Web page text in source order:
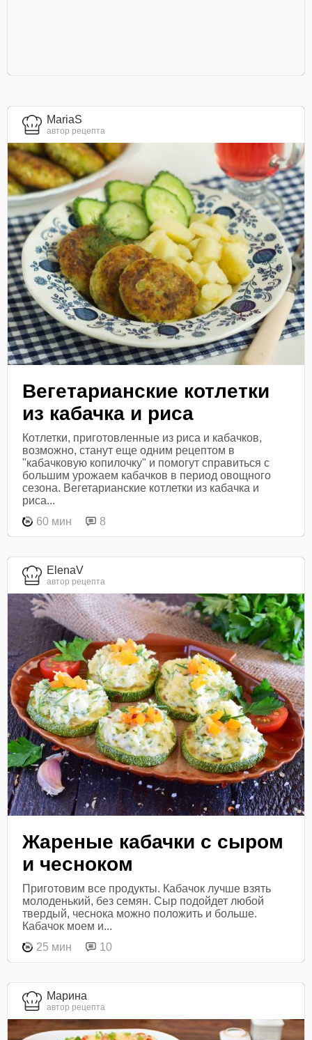
MariaS
автор рецепта
Вегетарианские котлетки
из кабачка и риса
Котлетки, приготовленные из риса и кабачков,
возможно, станут еще одним рецептом в
"кабачковую копилочку" и помогут справиться с
большим урожаем кабачков в период овощного
сезона. Вегетарианские котлетки из кабачка и
риса...
60 мин
8
ElenaV
автор рецепта
Жареные кабачки с сыром
и чесноком
Приготовим все продукты. Кабачок лучше взять
молоденький, без семян. Сыр подойдет любой
твердый, чеснока можно положить и больше.
Кабачок моем и...
25 мин
10
Марина
автор рецепта